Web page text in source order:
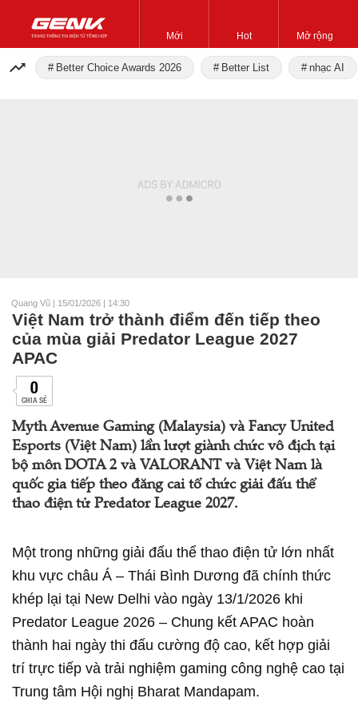
Mới Hot Mở rộng
Better Choice Awards 2026 Better List nhạc AI
Quang Vũ | 15/01/2026 | 14:30
Việt Nam trở thành điểm đến tiếp theo
của mùa giải Predator League 2027
APAC
0
CHIA SẺ
Myth Avenue Gaming (Malaysia) và Fancy United
Esports (Việt Nam) lần lượt giành chức vô địch tại
bộ môn DOTA 2 và VALORANT và Việt Nam là
quốc gia tiếp theo đăng cai tổ chức giải đấu thể
thao điện tử Predator League 2027.
Một trong những giải đấu thể thao điện tử lớn nhất
khu vực châu Á – Thái Bình Dương đã chính thức
khép lại tại New Delhi vào ngày 13/1/2026 khi
Predator League 2026 – Chung kết APAC hoàn
thành hai ngày thi đấu cường độ cao, kết hợp giải
trí trực tiếp và trải nghiệm gaming công nghệ cao tại
Trung tâm Hội nghị Bharat Mandapam.